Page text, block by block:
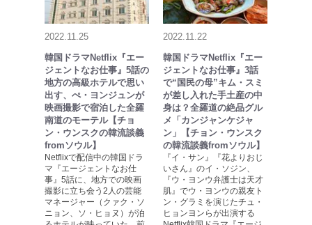
2022.11.25
韓国ドラマNetflix『エー
ジェントなお仕事』5話の
地方の高級ホテルで思い
出す、ぺ・ヨンジュンが
映画撮影で宿泊した全羅
南道のモーテル【チョ
ン・ウンスクの韓流談義
fromソウル】
Netflixで配信中の韓国ドラ
マ『エージェントなお仕
事』5話に、地方での映画
撮影に立ち会う2人の芸能
マネージャー（クァク・ソ
ニョン、ソ・ヒョヌ）が泊
2022.11.22
韓国ドラマNetflix『エー
ジェントなお仕事』3話
で“国民の母”キム・スミ
が差し入れた手土産の中
身は？全羅道の絶品グル
メ「カンジャンケジャ
ン」【チョン・ウンスク
の韓流談義fromソウル】
『イ・サン』『花よりおじ
いさん』のイ・ソジン、
『ウ・ヨンウ弁護士は天才
肌』でウ・ヨンウの親友ト
ン・グラミを演じたチュ・
ヒョンヨンらが出演する